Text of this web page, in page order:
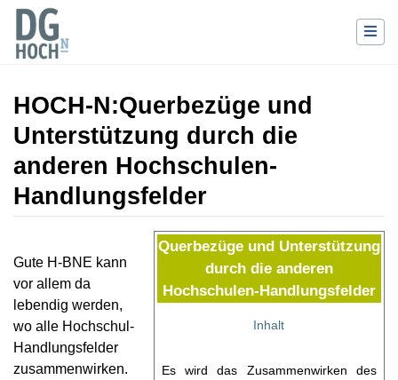
HOCH-N:Querbezüge und
Unterstützung durch die
anderen Hochschulen-
Handlungsfelder
Navigation,Suche
Querbezüge und Unterstützung
durch die anderen
Hochschulen-Handlungsfelder
Inhalt
Es wird das Zusammenwirken des
Gute H-BNE kann
vor allem da
lebendig werden,
wo alle Hochschul-
Handlungsfelder
zusammenwirken.